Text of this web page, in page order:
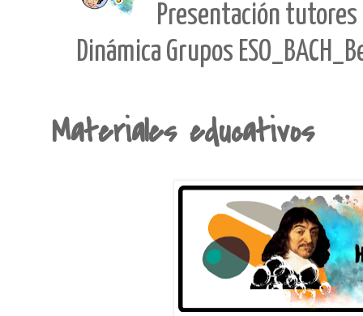
Presentación
Dinámica Grupos
Materiales educativos